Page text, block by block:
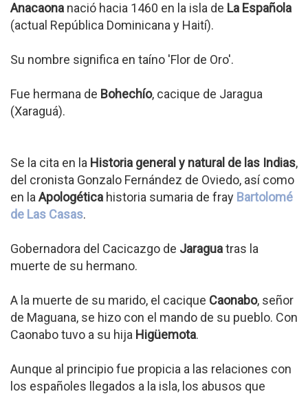
Anacaona nació hacia 1460 en la isla de La Española
(actual República Dominicana y Haití).
Su nombre significa en taíno 'Flor de Oro'.
Fue hermana de Bohechío, cacique de Jaragua
(Xaraguá).
Se la cita en la Historia general y natural de las Indias,
del cronista Gonzalo Fernández de Oviedo, así como
en la Apologética historia sumaria de fray Bartolomé
de Las Casas.
Gobernadora del Cacicazgo de Jaraguatras la
muerte de su hermano.
A la muerte de su marido, el cacique Caonabo, señor
de Maguana, se hizo con el mando de su pueblo. Con
Caonabo tuvo a su hija Higüemota.
Aunque al principio fue propicia a las relaciones con
los españoles llegados a la isla, los abusos que